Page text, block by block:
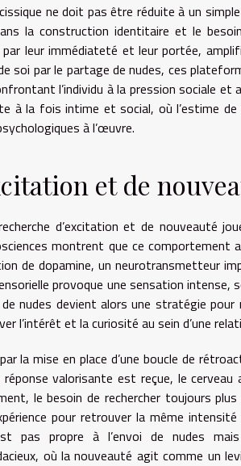
ne doit pas être réduite à un
la construction identitaire et le
leur immédiateté et leur portée,
soi par le partage de nudes, ces
l’individu à la pression sociale et
à la fois intime et social, où l’estime
à l’œuvre.
et de
d’excitation et de nouveauté
montrent que ce comportement
de dopamine, un neurotransmetteur
provoque une sensation intense,
nudes devient alors une stratégie
l’intérêt et la curiosité au sein d’une
la mise en place d’une boucle de
valorisante est reçue, le
le besoin de rechercher toujours
pour retrouver la même
pas propre à l’envoi de nudes
où la nouveauté agit comme un